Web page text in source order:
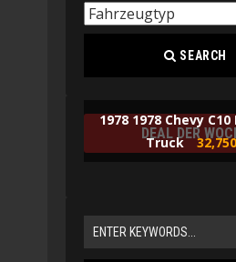
SEARCH
DEAL DER
1978 1978 Chevy
Truck 32,750